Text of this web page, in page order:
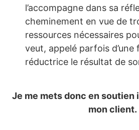
l’accompagne dans sa
cheminement en vue de
ressources nécessaires
veut, appelé parfois d’une
réductrice le résultat de
Je me mets donc en soutien
mon client.